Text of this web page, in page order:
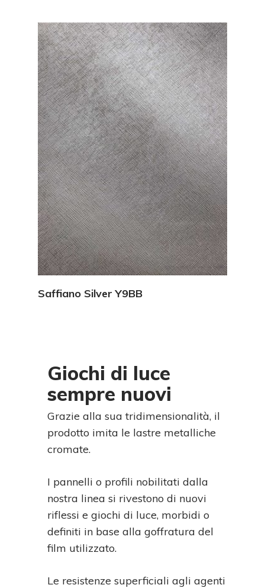
Saffiano Silver Y9BB
Giochi di luce
sempre nuovi
Grazie alla sua tridimensionalità, il
prodotto imita le lastre metalliche
cromate.
I pannelli o profili nobilitati dalla
nostra linea si rivestono di nuovi
riflessi e giochi di luce, morbidi o
definiti in base alla goffratura del
film utilizzato.
Le resistenze superficiali agli agenti